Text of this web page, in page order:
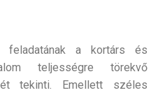
a kortárs és
teljességre törekvő
tekinti. Emellett széles